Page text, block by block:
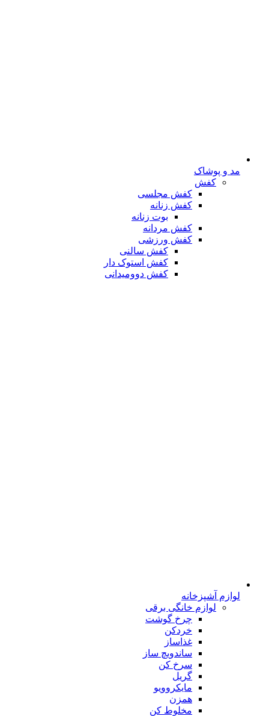
مد و پوشاک
کفش
کفش مجلسی
کفش زنانه
بوت زنانه
کفش مردانه
کفش ورزشی
کفش سالنی
کفش استوک دار
کفش دوومیدانی
لوازم آشپزخانه
لوازم خانگی برقی
چرخ گوشت
خردکن
غذاساز
ساندویچ ساز
سرخ کن
گریل
مایکروویو
همزن
مخلوط کن